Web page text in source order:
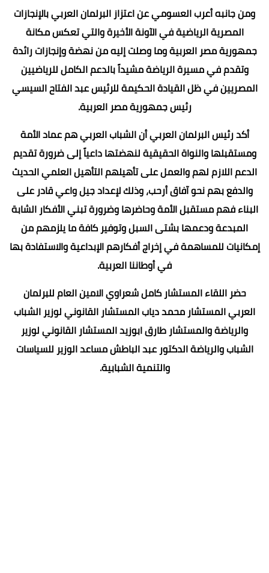
ومن جانبه أعرب العسومي عن اعتزاز البرلمان العربي بالإنجازات
المصرية الرياضية في الآونة الأخيرة والتي تعكس مكانة
جمهورية مصر العربية وما وصلت إليه من نهضة وإنجازات رائدة
وتقدم في مسيرة الرياضة مشيداً بالدعم الكامل للرياضيين
المصريين في ظل القيادة الحكيمة للرئيس عبد الفتاح السيسي
رئيس جمهورية مصر العربية.
أكد رئيس البرلمان العربي أن الشباب العربي هم عماد الأمة
ومستقبلها والنواة الحقيقية لنهضتها داعياً إلى ضرورة تقديم
الدعم اللازم لهم والعمل على تأهيلهم التأهيل العلمي الحديث
والدفع بهم نحو آفاق أرحب، وذلك لإعداد جيل واعي قادر على
البناء فهم مستقبل الأمة وحاضرها وضرورة تبني الأفكار الشابة
المبدعة ودعمها بشتى السبل وتوفير كافة ما يلزمهم من
إمكانيات للمساهمة في إخراج أفكارهم الإبداعية والاستفادة بها
في أوطاننا العربية.
حضر اللقاء المستشار كامل شعراوي الامين العام للبرلمان
العربي المستشار محمد دياب المستشار القانوني لوزير الشباب
والرياضة والمستشار طارق ابوزيد المستشار القانوني لوزير
الشباب والرياضة الدكتور عبد الباطش مساعد الوزير للسياسات
والتنمية الشبابية.